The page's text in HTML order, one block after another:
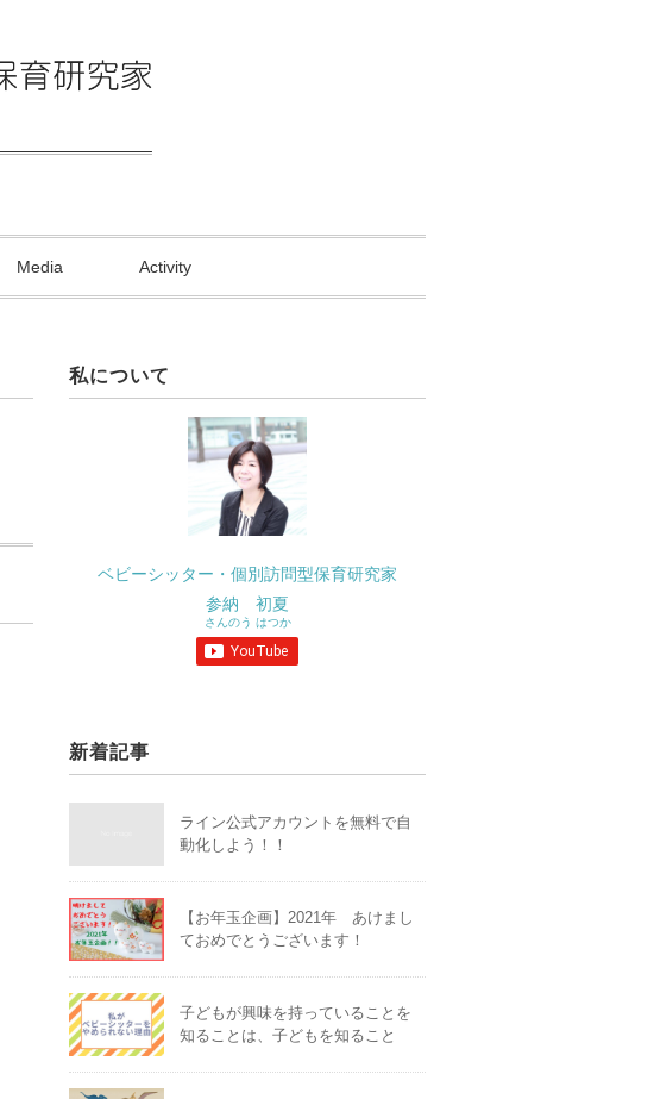
Media Activity
私について
ベビーシッター・個別訪問型保育研究家
参納 初夏
さんのう はつか
新着記事
ライン公式アカウントを無料で自
動化しよう！！
【お年玉企画】2021年 あけまし
ておめでとうございます！
子どもが興味を持っていることを
知ることは、子どもを知ること